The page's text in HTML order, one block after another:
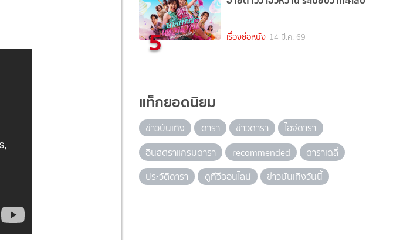
5 เรื่องย่อหนัง 14 มี.ค. 69
แท็กยอดนิยม
ข่าวบันเทิง ดารา ข่าวดารา
ไอจีดารา
อินสตราแกรมดารา
recommended
ดาราเดลี่
ประวัติดารา
ดูทีวีออนไลน์ ข่าวบันเทิงวันนี้